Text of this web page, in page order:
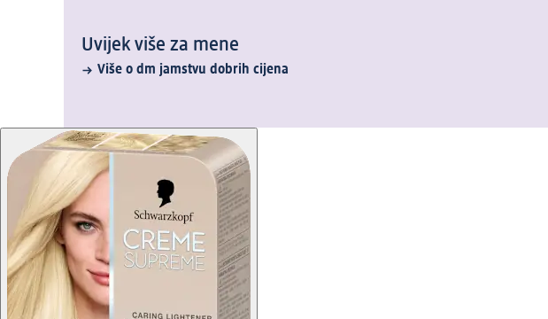
Uvijek više za mene
Više o dm jamstvu dobrih cijena